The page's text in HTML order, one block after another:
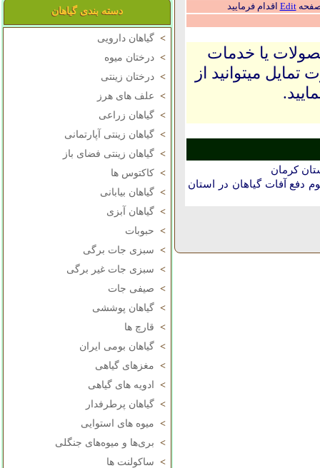
دسته بندی گیاهان
> گیاهان دارویی
> درختان میوه
> درختان زینتی
> علف های هرز
> گیاهان زراعی
> گیاهان زینتی آپارتمانی
> گیاهان زینتی فضای باز
> کاکتوس ها
> گیاهان بیابانی
> گیاهان آبزی
> حبوبات
> سبزی جات برگی
> سبزی جات غیر برگی
> صیفی جات
> گیاهان پوششی
> قارچ ها
> گیاهان بومی ایران
> مغزهای گیاهی
>
ادویه های گیاهی
> گیاهان پرطرفدار
> میوه های استوایی
> بری‌ها و میوه‌های جنگلی
> ساکولنت ها
صفحهEdit اقدام فرمایید
یا خدمات
میتوانید از
كرمان
آفات گیاهان در استان